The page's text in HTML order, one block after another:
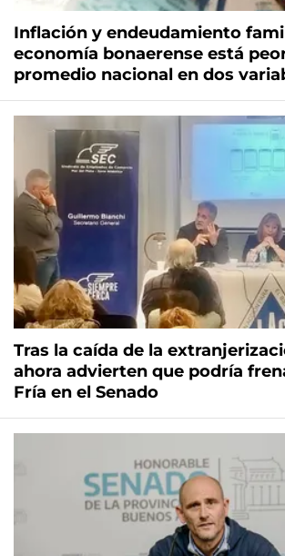
Inflación y endeudamiento
economía bonaerense está
promedio nacional en dos
Tras la caída de la
ahora advierten que podría
Fría en el Senado